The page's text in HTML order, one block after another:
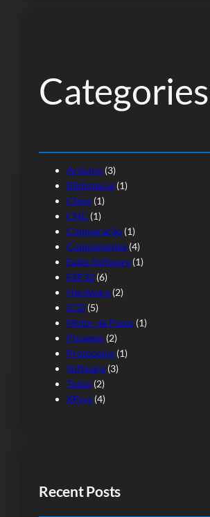
aCategories
Arduino (3)
Bibliotecas (1)
Chips (1)
CNC (1)
Comparação (1)
Componentes (4)
Eagle Software (1)
ESP32 (6)
Hardware (2)
LCD (5)
Motor de Passo (1)
Pinagem (2)
Protocolos (1)
Software (3)
Todas (2)
XPsys (4)
Recent Posts